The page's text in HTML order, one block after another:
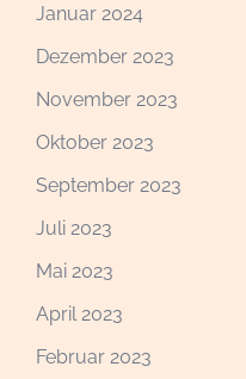
Januar 2024
Dezember 2023
November 2023
Oktober 2023
September 2023
Juli 2023
Mai 2023
April 2023
Februar 2023